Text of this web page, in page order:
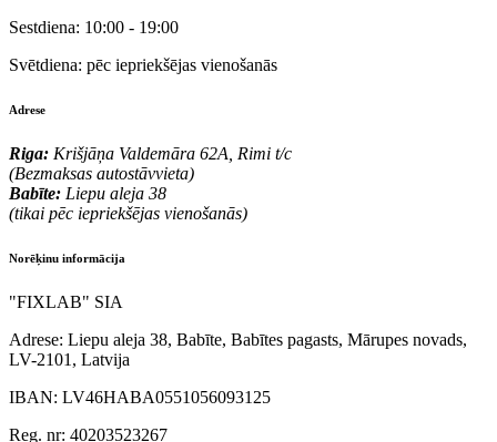
Sestdiena: 10:00 - 19:00
Svētdiena: pēc iepriekšējas vienošanās
Adrese
Riga: Krišjāņa Valdemāra 62A, Rimi t/c
(Bezmaksas autostāvvieta)
Babīte: Liepu aleja 38
(tikai pēc iepriekšējas vienošanās)
Norēķinu informācija
"FIXLAB" SIA
Adrese: Liepu aleja 38, Babīte, Babītes pagasts, Mārupes novads,
LV-2101, Latvija
IBAN: LV46HABA0551056093125
Reg. nr: 40203523267